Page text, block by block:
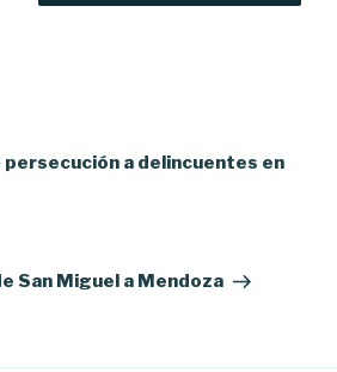
a delincuentes en
San Miguel a Mendoza